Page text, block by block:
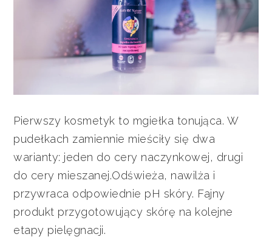
Pierwszy kosmetyk to mgiełka tonująca. W
pudełkach zamiennie mieściły się dwa
warianty: jeden do cery naczynkowej, drugi
do cery mieszanej.Odświeża, nawilża i
przywraca odpowiednie pH skóry. Fajny
produkt przygotowujący skórę na kolejne
etapy pielęgnacji.